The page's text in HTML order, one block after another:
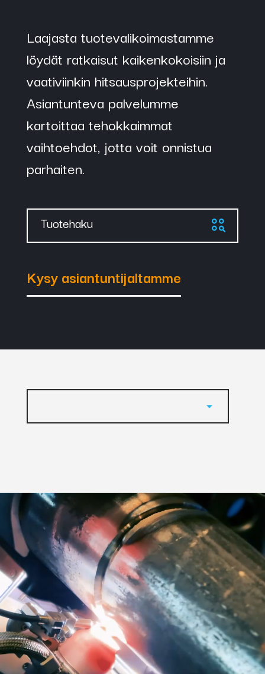
Laajasta tuotevalikoimastamme
löydät ratkaisut kaikenkokoisiin ja
vaativiinkin hitsausprojekteihin.
Asiantunteva palvelumme
kartoittaa tehokkaimmat
vaihtoehdot, jotta voit onnistua
parhaiten.
Tuotehaku
Kysy asiantuntijaltamme